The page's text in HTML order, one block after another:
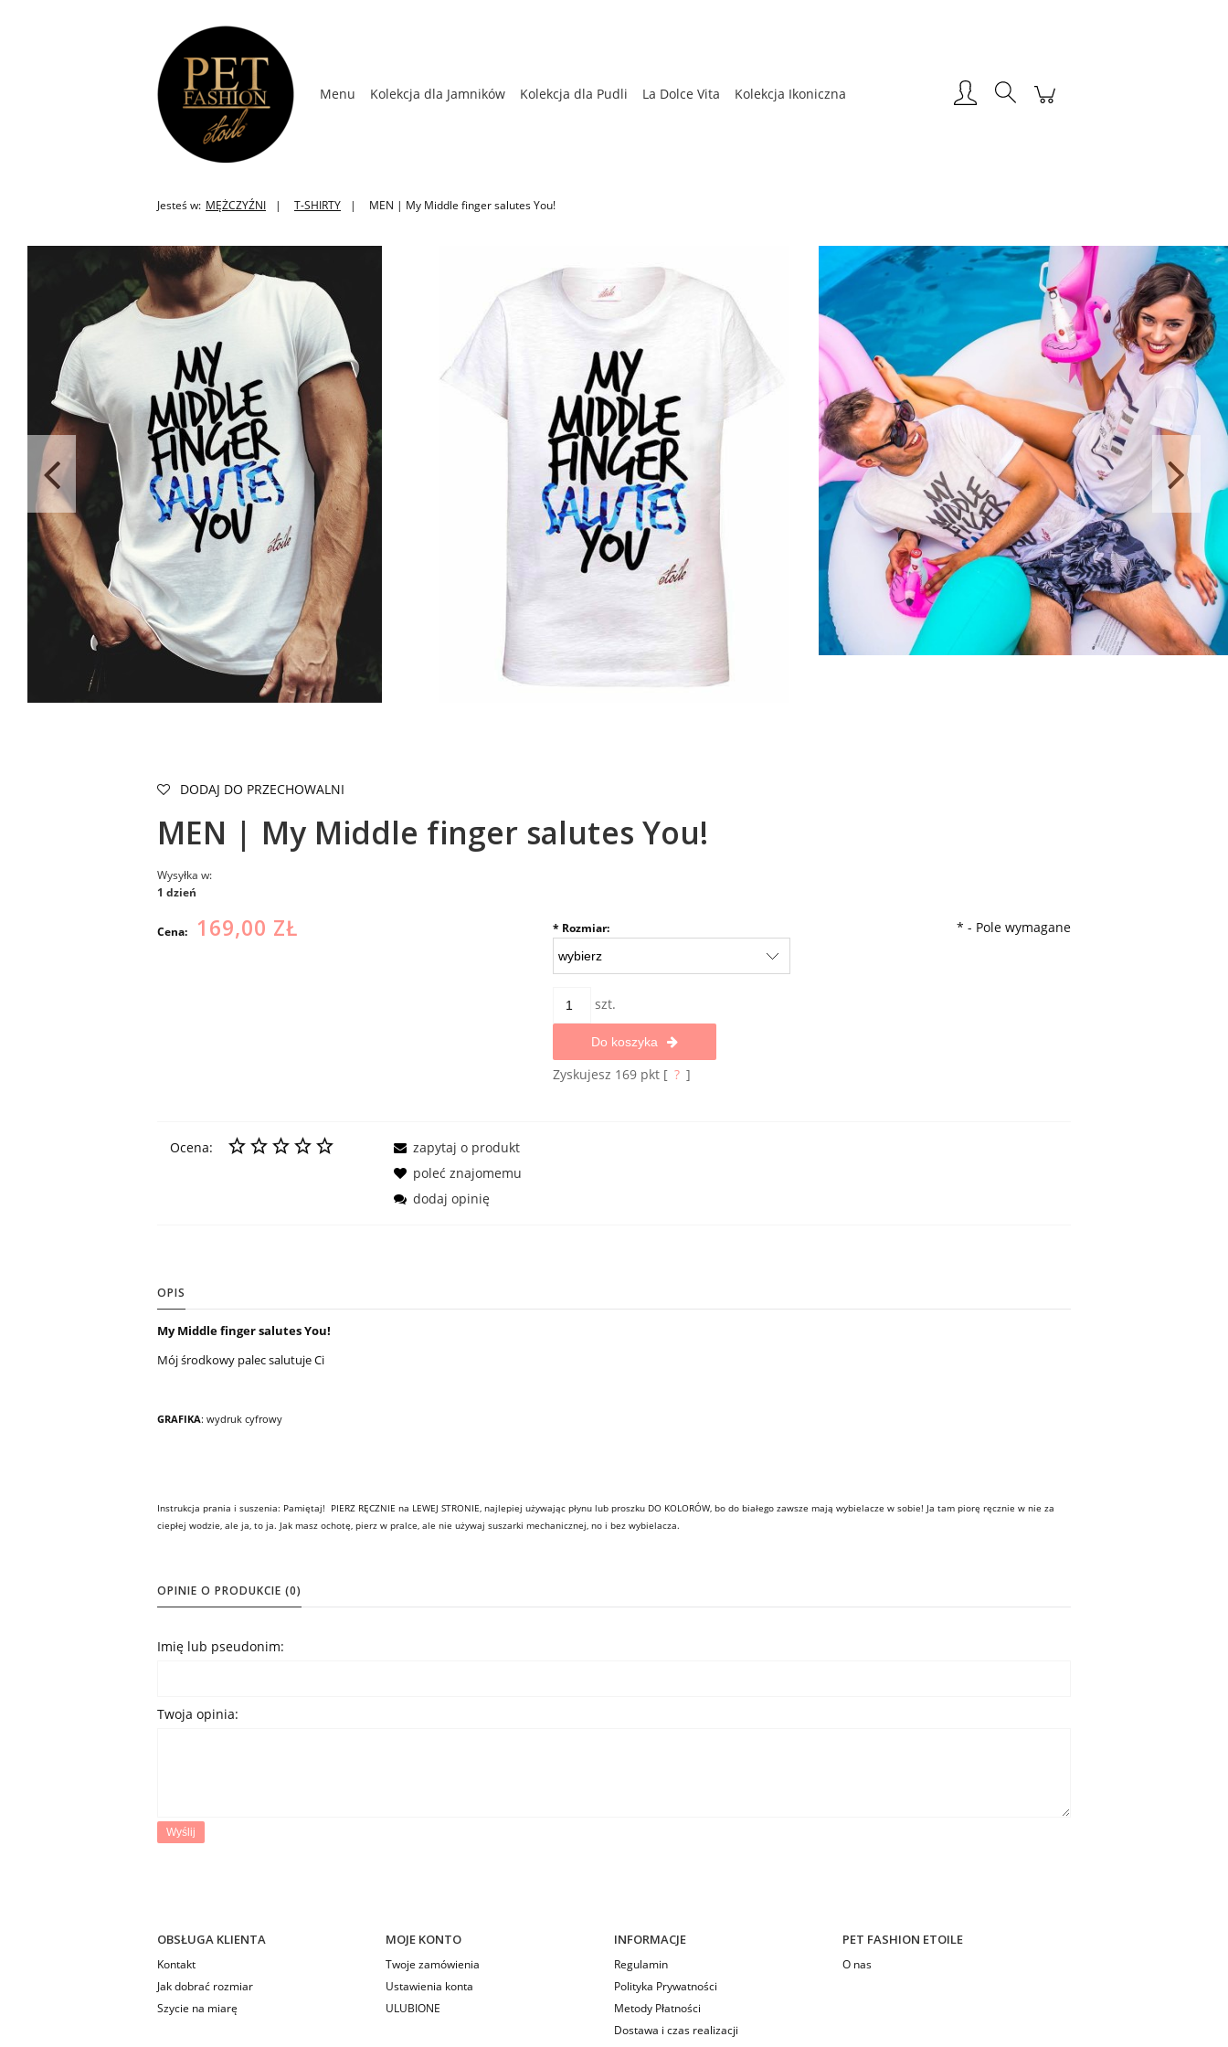
Menu Kolekcja dla Jamników Kolekcja dla Pudli La Dolce Vita Kolekcja Ikoniczna
Jesteś w: MĘŻCZYŹNI T-SHIRTY MEN | My Middle finger salutes You!
DODAJ DO PRZECHOWALNI
MEN | My Middle finger salutes You!
Wysyłka w:
1 dzień
Cena: 169,00 ZŁ * Rozmiar:
szt.
Do koszyka
Zyskujesz 169pkt [ ? ]
* - Pole wymagane
Ocena:
zapytaj o produkt
poleć znajomemu
dodaj opinię
OPIS
My Middle finger salutes You!
Mój środkowy palec salutuje Ci
GRAFIKA: wydruk cyfrowy
Instrukcja prania i suszenia: Pamiętaj! PIERZ RĘCZNIE na LEWEJ STRONIE, najlepiej używając płynu lub proszku DO KOLORÓW, bo do białego zawsze mają wybielacze w sobie! Ja tam piorę ręcznie w nie za
ciepłej wodzie, ale ja, to ja. Jak masz ochotę, pierz w pralce, ale nie używaj suszarki mechanicznej, no i bez wybielacza.
OPINIE O PRODUKCIE (0)
Imię lub pseudonim:
Twoja opinia:
Wyślij
OBSŁUGA KLIENTA
Kontakt
Jak dobrać rozmiar
Szycie na miarę
MOJE KONTO
Twoje zamówienia
Ustawienia konta
ULUBIONE
INFORMACJE
Regulamin
Polityka Prywatności
Metody Płatności
Dostawa i czas realizacji
PET FASHION ETOILE
O nas